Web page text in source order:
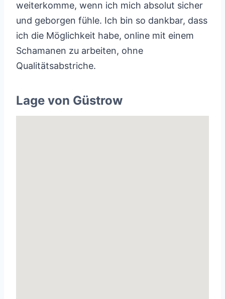
weiterkomme, wenn ich mich absolut sicher
und geborgen fühle. Ich bin so dankbar, dass
ich die Möglichkeit habe, online mit einem
Schamanen zu arbeiten, ohne
Qualitätsabstriche.
Lage von Güstrow